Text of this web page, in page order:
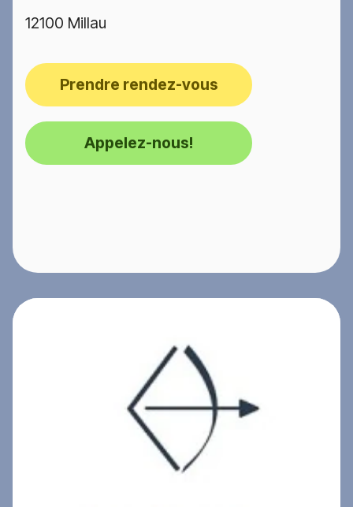
12100 Millau
Prendre rendez-vous
Appelez-nous!